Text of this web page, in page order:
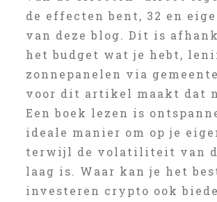
de effecten bent, 32 en
van deze blog. Dit is
het budget wat je hebt,
zonnepanelen via
voor dit artikel maakt dat
Een boek lezen is
ideale manier om op je
terwijl de volatiliteit van
laag is. Waar kan je het
investeren crypto ook